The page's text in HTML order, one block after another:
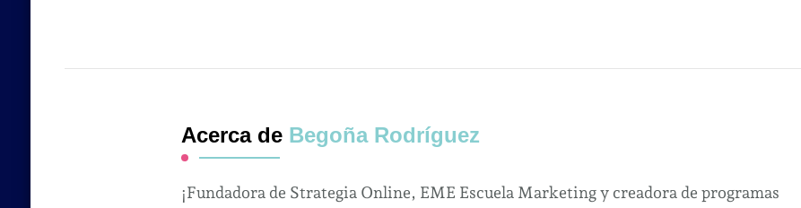
Acerca de Begoña Rodríguez
¡Fundadora de Strategia Online, EME Escuela Marketing y creadora de programas